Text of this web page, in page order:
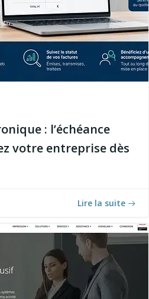
: l’échéance
votre entreprise dès
Lire la suite